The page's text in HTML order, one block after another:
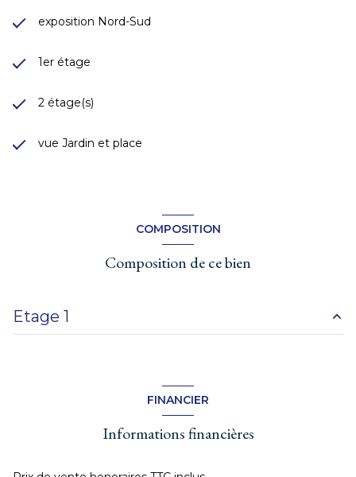
exposition Nord-Sud
1er étage
2 étage(s)
vue Jardin et place
COMPOSITION
Composition de ce bien
Etage 1
salle de bain
FINANCIER
Informations financières